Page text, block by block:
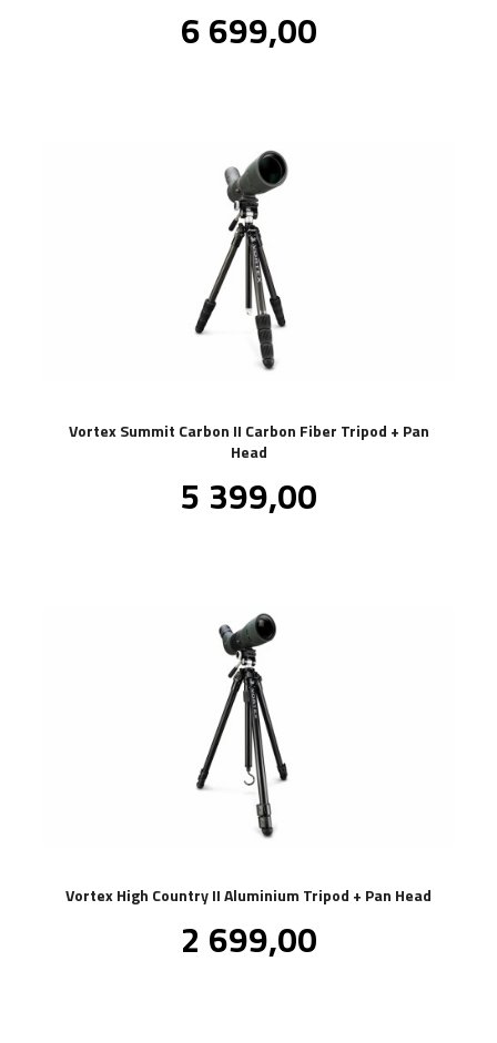
Pris
6 699,00mva.
Vortex Summit Carbon II Carbon Fiber Tripod + Pan
Head
Pris
5 399,00mva.
Vortex High Country II Aluminium Tripod + Pan Head
Pris
2 699,00mva.